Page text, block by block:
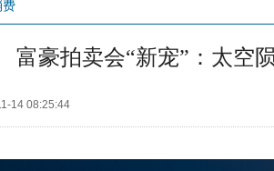
费
富豪拍卖会“新宠”：太空
14 08:25:44